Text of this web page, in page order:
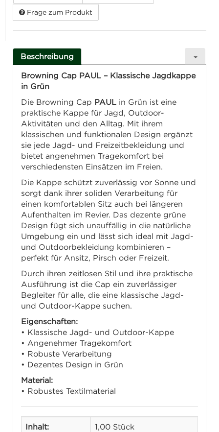
Frage zum Produkt
Beschreibung
Browning Cap PAUL – Klassische Jagdkappe
in Grün
Die Browning Cap PAUL in Grün ist eine
praktische Kappe für Jagd, Outdoor-
Aktivitäten und den Alltag. Mit ihrem
klassischen und funktionalen Design ergänzt
sie jede Jagd- und Freizeitbekleidung und
bietet angenehmen Tragekomfort bei
verschiedensten Einsätzen im Freien.
Die Kappe schützt zuverlässig vor Sonne und
sorgt dank ihrer soliden Verarbeitung für
einen komfortablen Sitz auch bei längeren
Aufenthalten im Revier. Das dezente grüne
Design fügt sich unauffällig in die natürliche
Umgebung ein und lässt sich ideal mit Jagd-
und Outdoorbekleidung kombinieren –
perfekt für Ansitz, Pirsch oder Freizeit.
Durch ihren zeitlosen Stil und ihre praktische
Ausführung ist die Cap ein zuverlässiger
Begleiter für alle, die eine klassische Jagd-
und Outdoor-Kappe suchen.
Eigenschaften:
• Klassische Jagd- und Outdoor-Kappe
• Angenehmer Tragekomfort
• Robuste Verarbeitung
• Dezentes Design in Grün
Material:
• Robustes Textilmaterial
Inhalt: 1,00 Stück